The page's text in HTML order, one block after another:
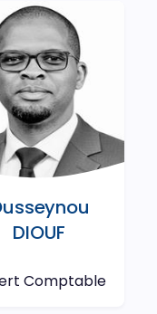
DIOUF
Comptable